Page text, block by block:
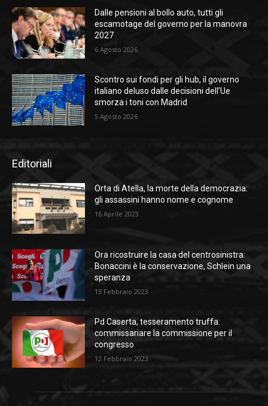
Dalle pensioni al bollo auto, tutti gli
escamotage del governo per la manovra
2027
6 Agosto 2026
Scontro sui fondi per gli hub, il governo
italiano deluso dalle decisioni dell’Ue
smorza i toni con Madrid
5 Agosto 2026
Editoriali
Orta di Atella, la morte della democrazia:
gli assassini hanno nome e cognome
16 Aprile 2023
Ora ricostruire la casa del centrosinistra:
Bonaccini è la conservazione, Schlein una
speranza
13 Febbraio 2023
Pd Caserta, tesseramento truffa:
commissariare la commissione per il
congresso
12 Febbraio 2023